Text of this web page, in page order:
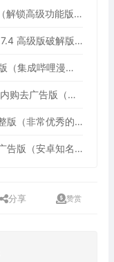
多邻国 Duolingo 6.88.0 for Android（解锁高级功能版，最多人使用的外语学习软件）
SD女佣 SD Maid Stable 5.6.2 / SE 1.7.4 高级版破解版（安卓系统清理工具）
哔哩哔哩 8.97.0 Android 去广告优化版（集成哔哩漫游，免费观看中国大陆以外的版权番剧）
Ookla Speedtest 7.0.4 Android 解锁内购去广告版（最佳手机网速测试工具，支持5G测速软件）
Solid Explorer 3.5.7 Android 解锁完整版（非常优秀的安卓文件管理器）
MX Player 2.14.0 免费版 Android 去广告版（安卓知名的多媒体播放器）
分享 赞赏